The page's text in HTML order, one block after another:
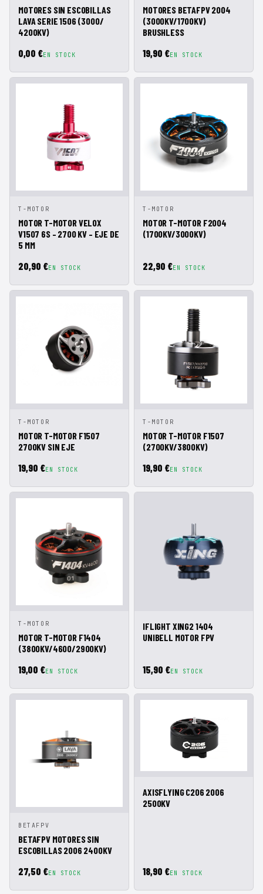
RÁPIDA
CESTA
MOTORES SIN ESCOBILLAS
LAVA SERIE 1506 (3000/
4200KV)
0,00 €EN STOCK
RÁPIDA
CESTA
MOTORES BETAFPV 2004
(3000KV/1700KV)
BRUSHLESS
19,90 €EN STOCK
VISTA
RÁPIDA
CESTA
T-MOTOR
MOTOR T-MOTOR VELOX
V1507 6S – 2700 KV – EJE DE
5 MM
20,90 €EN STOCK
VISTA
RÁPIDA
CESTA
T-MOTOR
MOTOR T-MOTOR F2004
(1700KV/3000KV)
22,90 €EN STOCK
VISTA
RÁPIDA
CESTA
T-MOTOR
MOTOR T-MOTOR F1507
2700KV SIN EJE
19,90 €EN STOCK
VISTA
RÁPIDA
CESTA
T-MOTOR
MOTOR T-MOTOR F1507
(2700KV/3800KV)
19,90 €EN STOCK
VISTA
RÁPIDA
CESTA
T-MOTOR
MOTOR T-MOTOR F1404
(3800KV/4600/2900KV)
19,00 €EN STOCK
VISTA
RÁPIDA
AÑADIR A
CESTA
IFLIGHT XING2 1404
UNIBELL MOTOR FPV
15,90 €EN STOCK
VISTA
RÁPIDA
CESTA
BETAFPV
BETAFPV MOTORES SIN
ESCOBILLAS 2006 2400KV
27,50 €EN STOCK
VISTA
RÁPIDA
AÑADIR A
AXISFLYING C206 2006
2500KV
18,90 €EN STOCK